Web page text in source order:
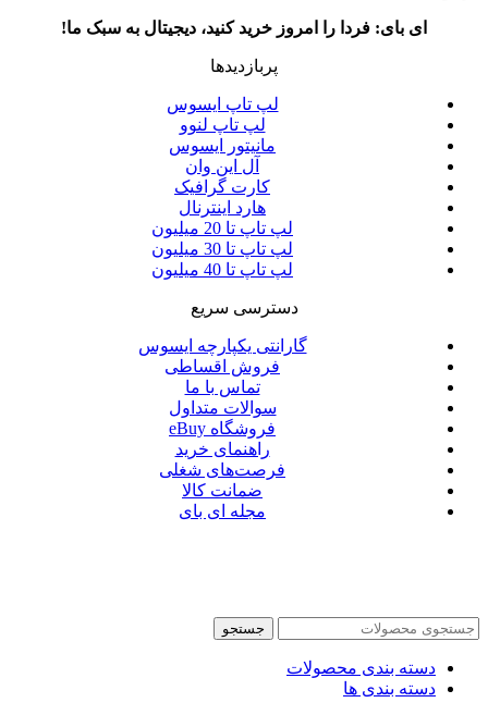
ای بای: فردا را امروز خرید کنید، دیجیتال به سبک ما!
پربازدیدها
لپ تاپ ایسوس
لپ تاپ لنوو
مانیتور ایسوس
آل این وان
کارت گرافیک
هارد اینترنال
لپ تاپ تا 20 میلیون
لپ تاپ تا 30 میلیون
لپ تاپ تا 40 میلیون
دسترسی سریع
گارانتی یکپارچه ایسوس
فروش اقساطی
تماس با ما
سوالات متداول
فروشگاه eBuy
راهنمای خرید
فرصت‌های شغلی
ضمانت کالا
مجله ای بای
جستجو
دسته بندی محصولات
دسته بندی ها